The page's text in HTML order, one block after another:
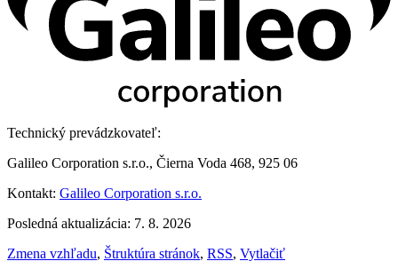
Technický prevádzkovateľ:
Galileo Corporation s.r.o., Čierna Voda 468, 925 06
Kontakt: Galileo Corporation s.r.o.
Posledná aktualizácia: 7. 8. 2026
Zmena vzhľadu, Štruktúra stránok, RSS, Vytlačiť